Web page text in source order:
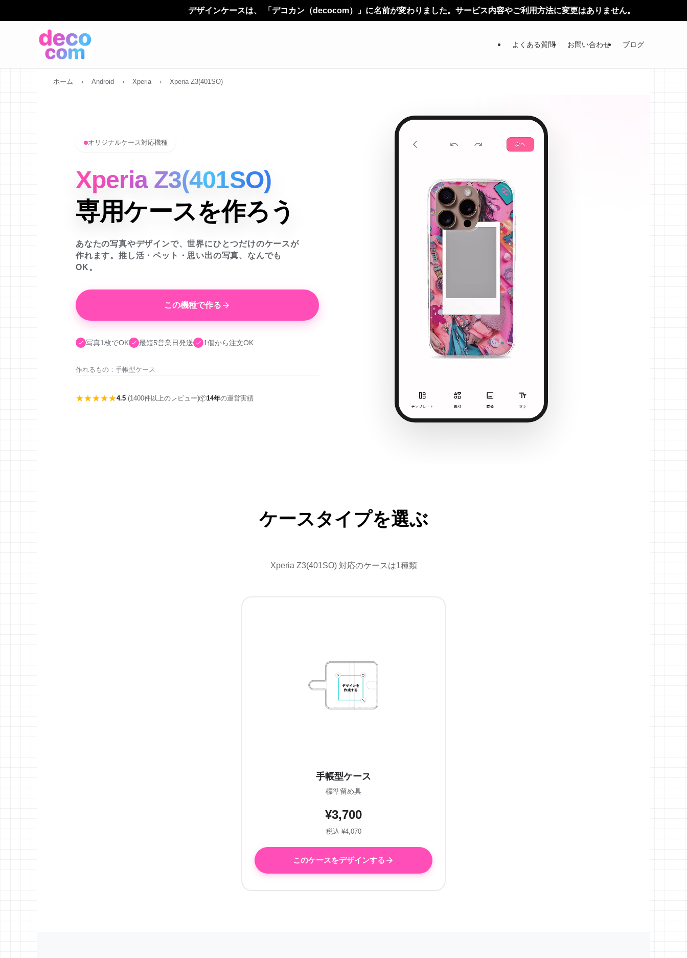
デザインケースは、 「デコカン（decocom）」に名前が変わりました。サービス内容やご利用方法に変更はありません。
よくある質問 お問い合わせ ブログ
ホーム › Android › Xperia › Xperia Z3(401SO)
オリジナルケース対応機種
Xperia Z3(401SO)
専用ケースを作ろう
あなたの写真やデザインで、世界にひとつだけのケースが
作れます。推し活・ペット・思い出の写真、なんでも
OK。
この機種で作る
写真1枚でOK 最短5営業日発送 1個から注文OK
作れるもの：手帳型ケース
★★★★★4.5 (1400件以上のレビュー)📦14年の運営実績
ケースタイプを選ぶ
Xperia Z3(401SO) 対応のケースは1種類
手帳型ケース
標準留め具
¥3,700
税込 ¥4,070
このケースをデザインする